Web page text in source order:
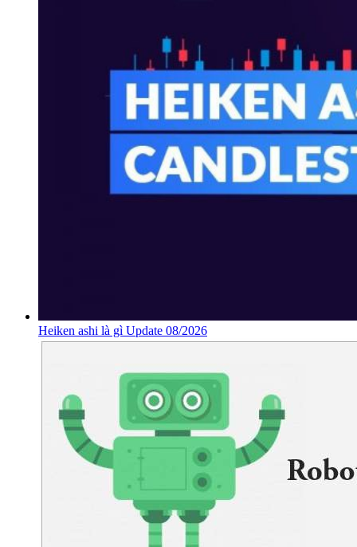
Heiken ashi là gì Update 08/2026